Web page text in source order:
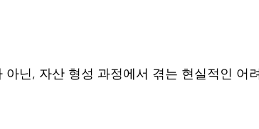
닌, 자산 형성 과정에서 겪는 현실적인 어